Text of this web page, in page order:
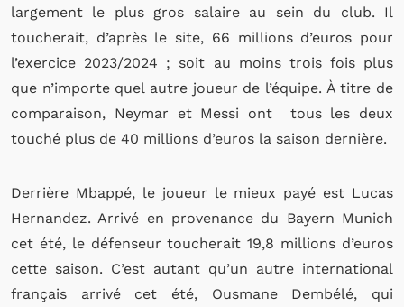
largement le plus gros salaire au sein du club. Il
toucherait, d’après le site, 66 millions d’euros pour
l’exercice 2023/2024 ; soit au moins trois fois plus
que n’importe quel autre joueur de l’équipe. À titre de
comparaison, Neymar et Messi ont tous les deux
touché plus de 40 millions d’euros la saison dernière.
Derrière Mbappé, le joueur le mieux payé est Lucas
Hernandez. Arrivé en provenance du Bayern Munich
cet été, le défenseur toucherait 19,8 millions d’euros
cette saison. C’est autant qu’un autre international
français arrivé cet été, Ousmane Dembélé, qui